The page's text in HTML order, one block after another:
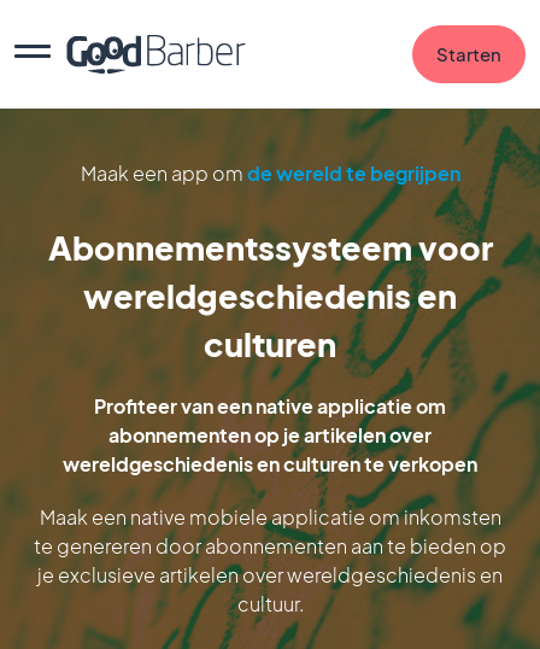
Starten
Maak een app omde wereld te begrijpen
Abonnementssysteem voor
wereldgeschiedenis en
culturen
Profiteer van een native applicatie om
abonnementen op je artikelen over
wereldgeschiedenis en culturen te verkopen
Maak een native mobiele applicatie om inkomsten
te genereren door abonnementen aan te bieden op
je exclusieve artikelen over wereldgeschiedenis en
cultuur.